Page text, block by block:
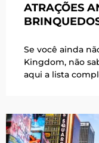
ATRAÇÕES
Se você ainda
Kingdom, não
aqui a lista